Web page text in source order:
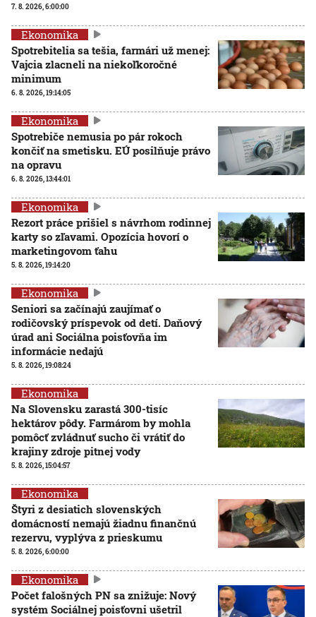
7. 8. 2026, 6:00:00
Ekonomika
Spotrebitelia sa tešia, farmári už menej:
Vajcia zlacneli na niekoľkoročné
minimum
6. 8. 2026, 19:14:05
Ekonomika
Spotrebiče nemusia po pár rokoch
končiť na smetisku. EÚ posilňuje právo
na opravu
6. 8. 2026, 13:44:01
Ekonomika
Rezort práce prišiel s návrhom rodinnej
karty so zľavami. Opozícia hovorí o
marketingovom ťahu
5. 8. 2026, 19:14:20
Ekonomika
Seniori sa začínajú zaujímať o
rodičovský príspevok od detí. Daňový
úrad ani Sociálna poisťovňa im
informácie nedajú
5. 8. 2026, 19:08:24
Ekonomika
Na Slovensku zarastá 300-tisíc
hektárov pôdy. Farmárom by mohla
pomôcť zvládnuť sucho či vrátiť do
krajiny zdroje pitnej vody
5. 8. 2026, 15:04:57
Ekonomika
Štyri z desiatich slovenských
domácností nemajú žiadnu finančnú
rezervu, vyplýva z prieskumu
5. 8. 2026, 6:00:00
Ekonomika
Počet falošných PN sa znižuje: Nový
systém Sociálnej poisťovni ušetril